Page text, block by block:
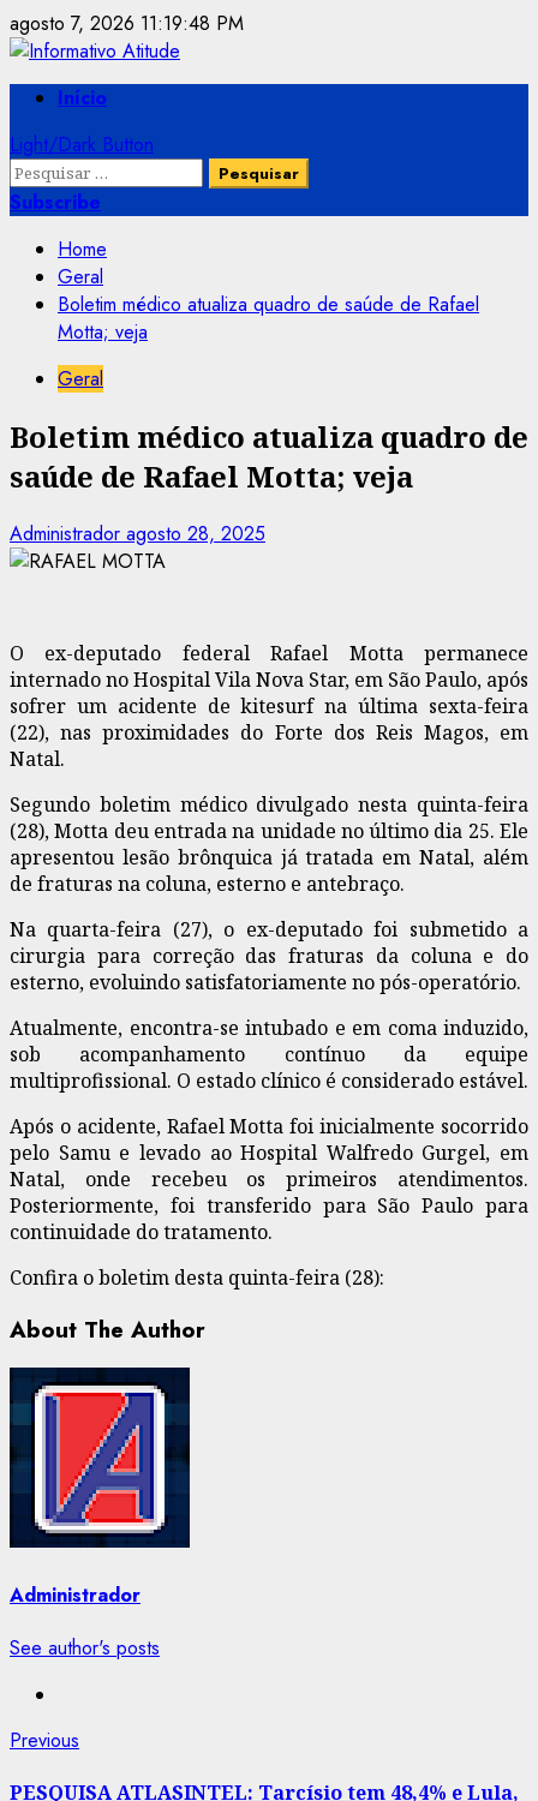
Skip
to
content
agosto 7, 2026 11:19:48 PM
PrimaryInício
Light/Dark Button
Pesquisar
por:
Subscribe
Home
Geral
Boletim médico atualiza quadro de saúde de Rafael
Motta; veja
Geral
Boletim médico atualiza quadro de
saúde de Rafael Motta; veja
Administrador agosto 28, 2025
O ex-deputado federal Rafael Motta permanece
internado no Hospital Vila Nova Star, em São Paulo, após
sofrer um acidente de kitesurf na última sexta-feira
(22), nas proximidades do Forte dos Reis Magos, em
Natal.
Segundo boletim médico divulgado nesta quinta-feira
(28), Motta deu entrada na unidade no último dia 25. Ele
apresentou lesão brônquica já tratada em Natal, além
de fraturas na coluna, esterno e antebraço.
Na quarta-feira (27), o ex-deputado foi submetido a
cirurgia para correção das fraturas da coluna e do
esterno, evoluindo satisfatoriamente no pós-operatório.
Atualmente, encontra-se intubado e em coma induzido,
sob acompanhamento contínuo da equipe
multiprofissional. O estado clínico é considerado estável.
Após o acidente, Rafael Motta foi inicialmente socorrido
pelo Samu e levado ao Hospital Walfredo Gurgel, em
Natal, onde recebeu os primeiros atendimentos.
Posteriormente, foi transferido para São Paulo para
continuidade do tratamento.
Confira o boletim desta quinta-feira (28):
About The Author
Administrador
See author's posts
Post
navigation
Previous
PESQUISA ATLASINTEL: Tarcísio tem 48,4% e Lula,